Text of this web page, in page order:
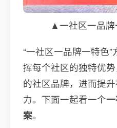
▲一社区一品
“一社区一品牌一特色
挥每个社区的独特优
的社区品牌，进而提
力。下面一起看一个
案。